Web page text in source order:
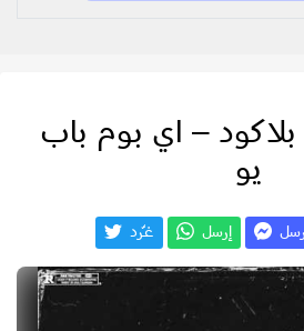
بلاكود – اي بوم باب
يو
إرسل إرسل غـّرد